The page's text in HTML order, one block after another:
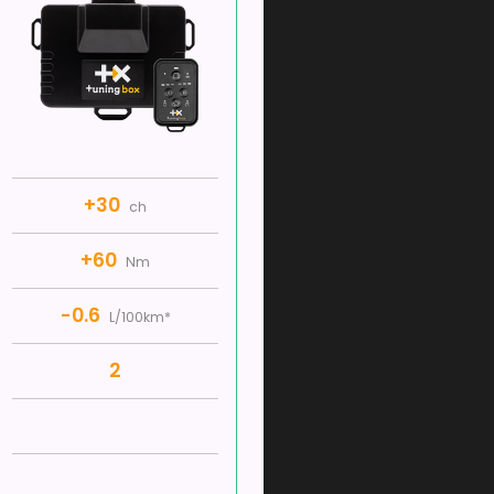
+30 ch
+60 Nm
-0.6 L/100km*
2